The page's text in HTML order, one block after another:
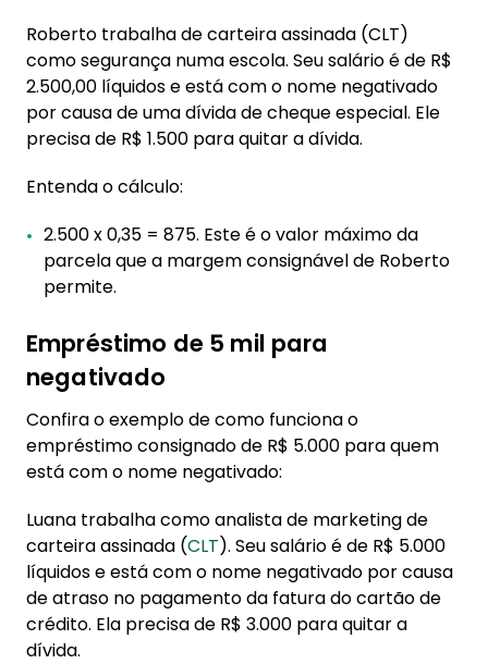
Roberto trabalha de carteira assinada (CLT)
como segurança numa escola. Seu salário é de R$
2.500,00 líquidos e está com o nome negativado
por causa de uma dívida de cheque especial. Ele
precisa de R$ 1.500 para quitar a dívida.
Entenda o cálculo:
2.500 x 0,35 = 875. Este é o valor máximo da
parcela que a margem consignável de Roberto
permite.
Empréstimo de 5 mil para
negativado
Confira o exemplo de como funciona o
empréstimo consignado de R$ 5.000 para quem
está com o nome negativado:
Luana trabalha como analista de marketing de
carteira assinada (CLT). Seu salário é de R$ 5.000
líquidos e está com o nome negativado por causa
de atraso no pagamento da fatura do cartão de
crédito. Ela precisa de R$ 3.000 para quitar a
dívida.